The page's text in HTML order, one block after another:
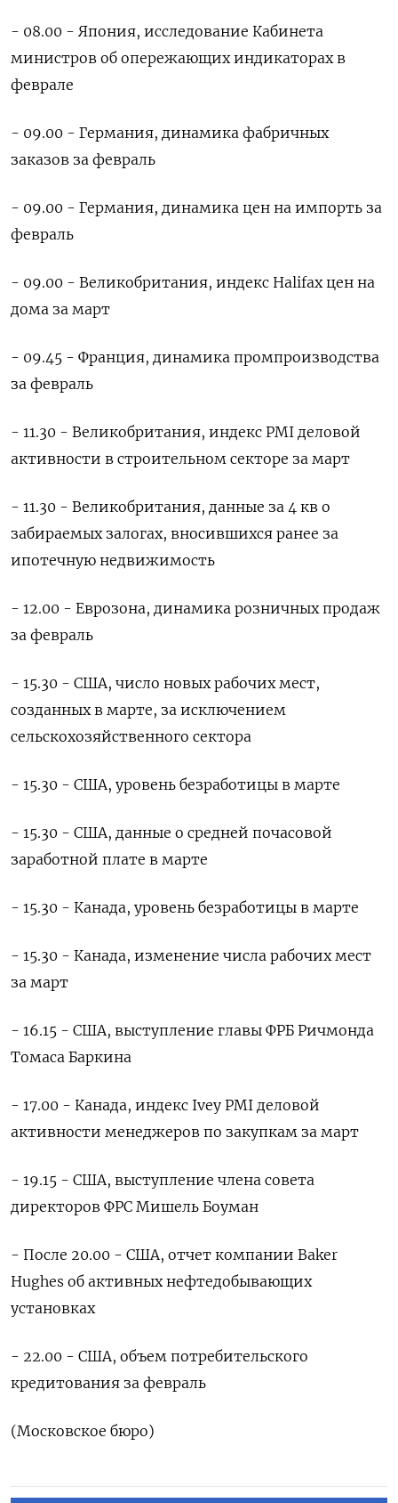
- 08.00 - Япония, исследование Кабинета
министров об опережающих индикаторах в
феврале
- 09.00 - Германия, динамика фабричных
заказов за февраль
- 09.00 - Германия, динамика цен на импорть за
февраль
- 09.00 - Великобритания, индекс Halifax цен на
дома за март
- 09.45 - Франция, динамика промпроизводства
за февраль
- 11.30 - Великобритания, индекс PMI деловой
активности в строительном секторе за март
- 11.30 - Великобритания, данные за 4 кв о
забираемых залогах, вносившихся ранее за
ипотечную недвижимость
- 12.00 - Еврозона, динамика розничных продаж
за февраль
- 15.30 - США, число новых рабочих мест,
созданных в марте, за исключением
сельскохозяйственного сектора
- 15.30 - США, уровень безработицы в марте
- 15.30 - США, данные о средней почасовой
заработной плате в марте
- 15.30 - Канада, уровень безработицы в марте
- 15.30 - Канада, изменение числа рабочих мест
за март
- 16.15 - США, выступление главы ФРБ Ричмонда
Томаса Баркина
- 17.00 - Канада, индекс Ivey PMI деловой
активности менеджеров по закупкам за март
- 19.15 - США, выступление члена совета
директоров ФРС Мишель Боуман
- После 20.00 - США, отчет компании Baker
Hughes об активных нефтедобывающих
установках
- 22.00 - США, объем потребительского
кредитования за февраль
(Московское бюро)